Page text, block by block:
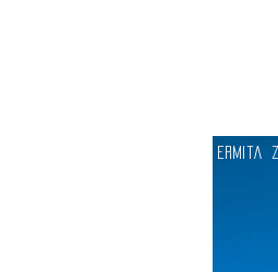
ermitA